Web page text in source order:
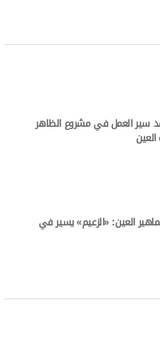
سير العمل في مشروع الظاهر
العين: «الزعيم» يسير في